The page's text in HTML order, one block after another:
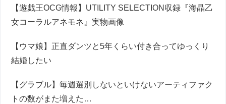
【遊戯王OCG情報】UTILITY SELECTION収録『海晶乙
女コーラルアネモネ』実物画像
【ウマ娘】正直ダンツと5年くらい付き合ってゆっくり
結婚したい
【グラブル】毎週選別しないといけないアーティファク
トの数がまた増えた…